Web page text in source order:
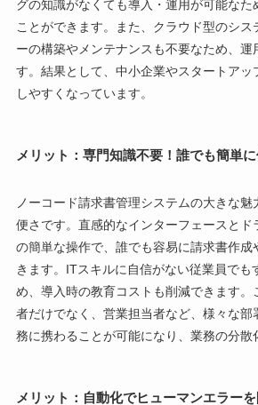
グの知識がなくても導入・運用が可能なた
ことができます。また、クラウド型のシ
ーの構築やメンテナンスも不要なため、運
す。結果として、中小企業やスタートアッ
しやすくなっています。
メリット：専門知識不要！誰でも簡単
ノーコード請求書管理システムの大きな
便さです。直感的なインターフェースとド
の簡単な操作で、誰でも容易に請求書作成
きます。ITスキルに自信がない従業員でも
め、導入時の教育コストも削減できます。
者だけでなく、営業担当者など、様々な部
務に携わることが可能になり、業務の分散
メリット：自動化でヒューマンエラー